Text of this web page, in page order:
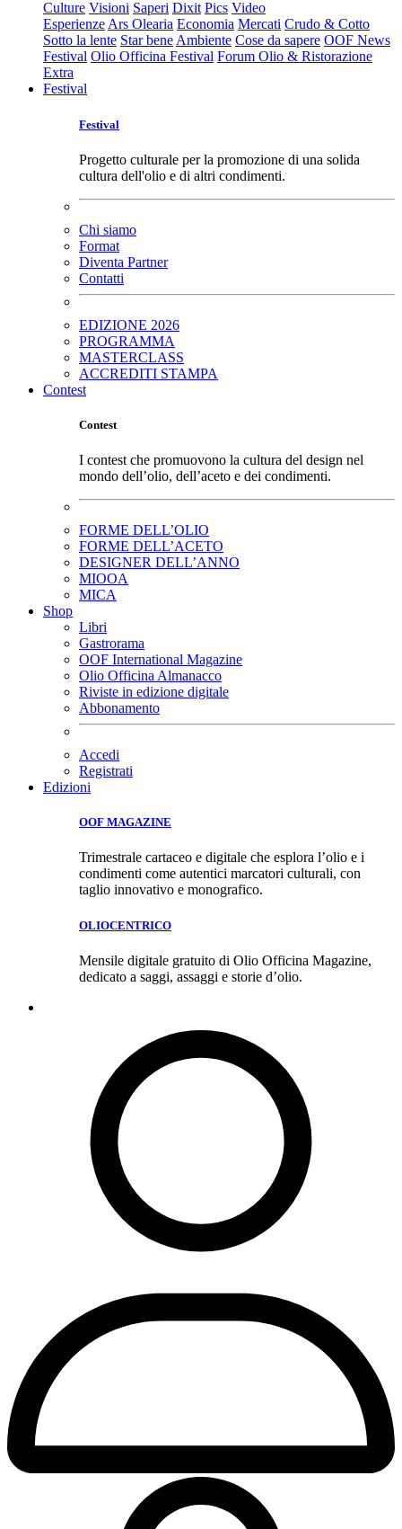
Culture Visioni Saperi Dixit Pics Video
Esperienze Ars Olearia Economia Mercati Crudo & Cotto
Sotto la lente Star bene Ambiente Cose da sapere OOF News
Festival Olio Officina Festival Forum Olio & Ristorazione
Extra
Festival
Festival
Progetto culturale per la promozione di una solida
cultura dell'olio e di altri condimenti.
Chi siamo
Format
Diventa Partner
Contatti
EDIZIONE 2026
PROGRAMMA
MASTERCLASS
ACCREDITI STAMPA
Contest
Contest
I contest che promuovono la cultura del design nel
mondo dell’olio, dell’aceto e dei condimenti.
FORME DELL’OLIO
FORME DELL’ACETO
DESIGNER DELL’ANNO
MIOOA
MICA
Shop
Libri
Gastrorama
OOF International Magazine
Olio Officina Almanacco
Riviste in edizione digitale
Abbonamento
Accedi
Registrati
Edizioni
OOF MAGAZINE
Trimestrale cartaceo e digitale che esplora l’olio e i
condimenti come autentici marcatori culturali, con
taglio innovativo e monografico.
OLIOCENTRICO
Mensile digitale gratuito di Olio Officina Magazine,
dedicato a saggi, assaggi e storie d’olio.